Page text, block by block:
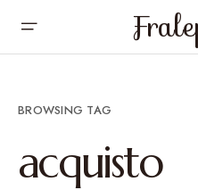
BROWSING TAG
acquisto